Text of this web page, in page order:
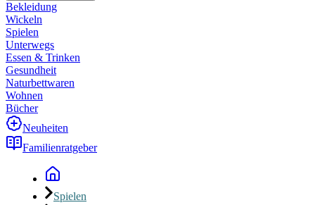
Bekleidung
Wickeln
Spielen
Unterwegs
Essen & Trinken
Gesundheit
Naturbettwaren
Wohnen
Bücher
Neuheiten
Familienratgeber
Spielen